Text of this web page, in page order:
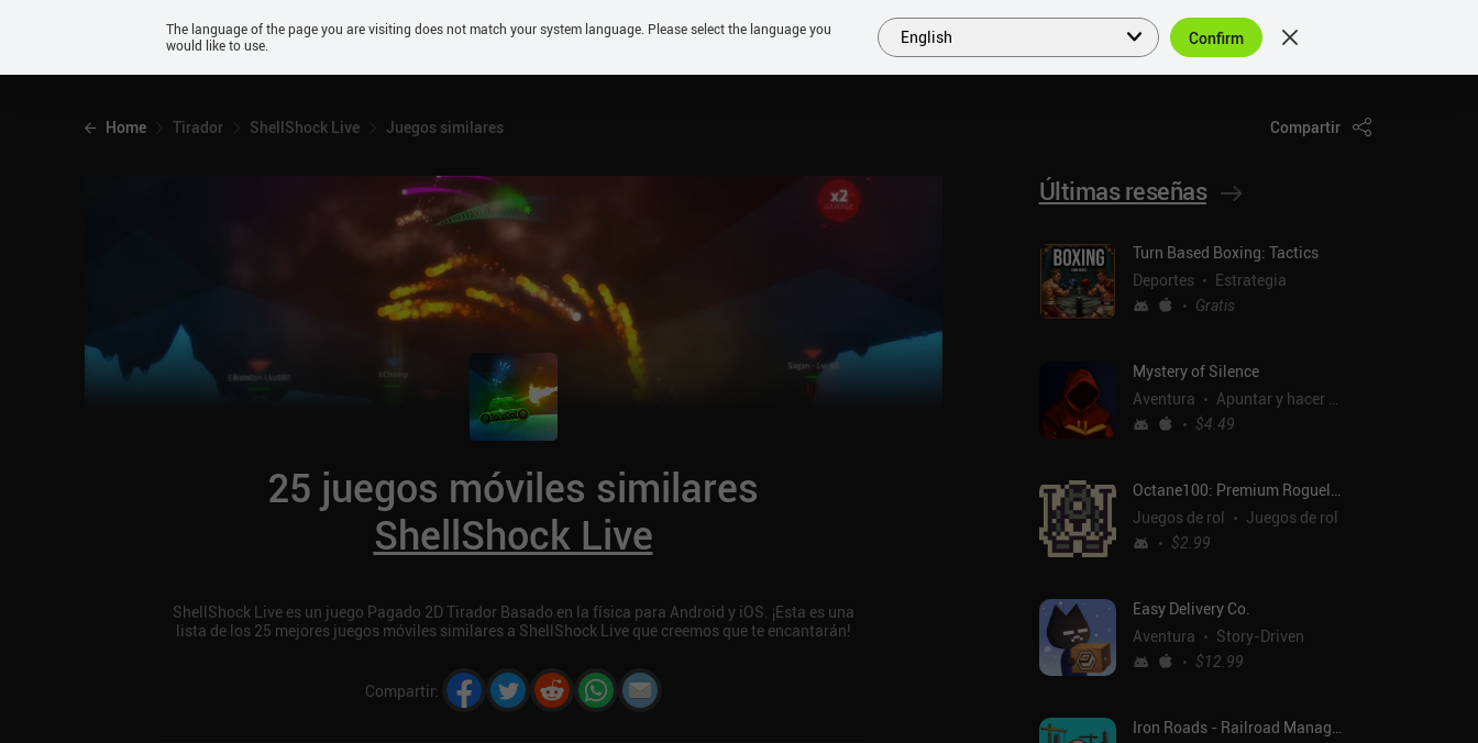
Android
PRÓXIMOS SIMILARES COLECCIONES TOP ES
Home Tirador ShellShock Live Juegos similares Compartir
25 juegos móviles similares
ShellShock Live
ShellShock Live es un juego Pagado 2D Tirador Basado en la física para Android y iOS. ¡Esta es una
lista de los 25 mejores juegos móviles similares a ShellShock Live que creemos que te encantarán!
Compartir:
Últimas reseñas
Turn Based Boxing: Tactics
Deportes
Estrategia
Gratis
Mystery of Silence
Aventura
Apuntar y hacer clic
$4.49
Octane100: Premium Roguelike
Juegos de rol
Juegos de rol
$2.99
Easy Delivery Co.
Aventura
Story-Driven
$12.99
Iron Roads - Railroad Manager
The language of the page you are visiting does not match your system language. Please select the language you
would like to use.
English Confirm